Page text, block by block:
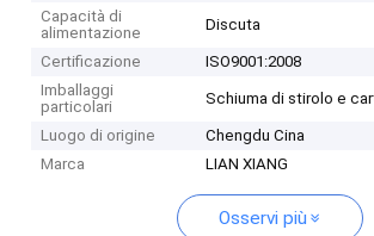
Capacità di
alimentazione
Discuta
Certificazione
ISO9001:2008
Imballaggi
particolari
Schiuma di stirolo e
Luogo di origine
Chengdu Cina
Marca
LIAN XIANG
Osservi più